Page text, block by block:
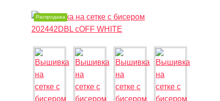
Распродажа